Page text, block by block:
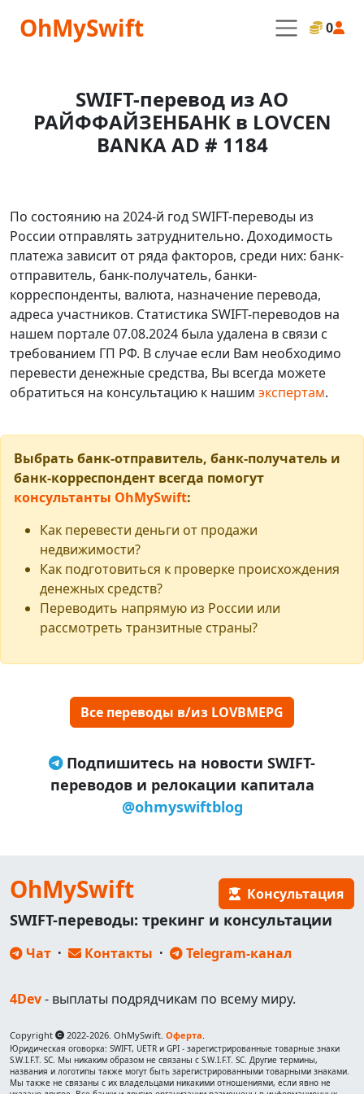
OhMySwift 0
SWIFT-перевод из АО
РАЙФФАЙЗЕНБАНК в LOVCEN
BANKA AD # 1184
По состоянию на 2024-й год SWIFT-переводы из
России отправлять затруднительно. Доходимость
платежа зависит от ряда факторов, среди них: банк-
отправитель, банк-получатель, банки-
корреспонденты, валюта, назначение перевода,
адреса участников. Статистика SWIFT-переводов на
нашем портале 07.08.2024 была удалена в связи с
требованием ГП РФ. В случае если Вам необходимо
перевести денежные средства, Вы всегда можете
обратиться на консультацию к нашим экспертам.
Выбрать банк-отправитель, банк-получатель и
банк-корреспондент всегда помогут
консультанты OhMySwift:
Как перевести деньги от продажи
недвижимости?
Как подготовиться к проверке происхождения
денежных средств?
Переводить напрямую из России или
рассмотреть транзитные страны?
Все переводы в/из LOVBMEPG
Подпишитесь на новости SWIFT-
переводов и релокации капитала
@ohmyswiftblog
OhMySwift Консультация
SWIFT-переводы: трекинг и консультации
Чат · Контакты · Telegram-канал
4Dev- выплаты подрядчикам по всему миру.
Copyright 2022-2026. OhMySwift. Оферта.
Юридическая оговорка: SWIFT, UETR и GPI - зарегистрированные товарные знаки
S.W.I.F.T. SC. Мы никаким образом не связаны с S.W.I.F.T. SC. Другие термины,
названия и логотипы также могут быть зарегистрированными товарными знаками.
Мы также не связаны с их владельцами никакими отношениями, если явно не